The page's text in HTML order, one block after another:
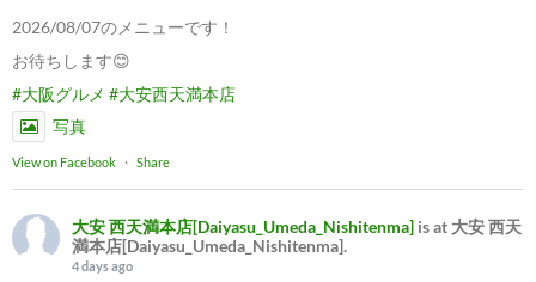
2026/08/07のメニューです！
お待ちします😊
#大阪グルメ #大安西天満本店
写真
View on Facebook · Share
大安 西天満本店[Daiyasu_Umeda_Nishitenma] is at 大安 西天
満本店[Daiyasu_Umeda_Nishitenma].
4 days ago